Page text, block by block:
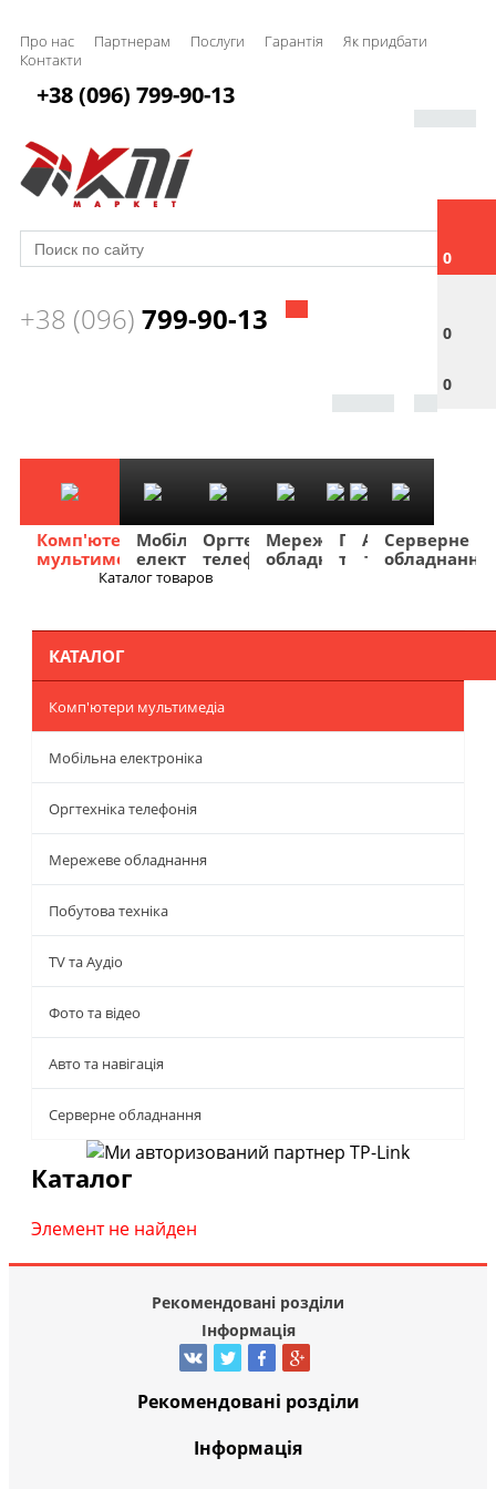
Про нас Партнерам Послуги Гарантія
Як придбати
Контакти
0
0
0
+38 (096) 799-90-13
+38 (096) 799-90-13
Комп'ютери
мультимедіа
Мобільна
електроніка
Оргтехніка
телефонія
Мережеве
обладнання
Побутова
техніка
TV
та
Фото
та
Авто
та
Серверне
обладнання
Каталог товаров
КАТАЛОГ
Комп'ютери мультимедіа
Мобільна електроніка
Оргтехніка телефонія
Мережеве обладнання
Побутова техніка
TV та Аудіо
Фото та відео
Авто та навігація
Серверне обладнання
Каталог
Элемент не найден
Рекомендовані розділи
Інформація
Рекомендовані розділи
Інформація